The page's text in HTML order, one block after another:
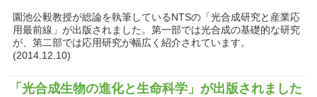
園池公毅教授が総論を執筆しているNTSの「光合成研究と産業応
用最前線」が出版されました。第一部では光合成の基礎的な研究
が、第二部では応用研究が幅広く紹介されています。
(2014.12.10)
「光合成生物の進化と生命科学」が出版されました